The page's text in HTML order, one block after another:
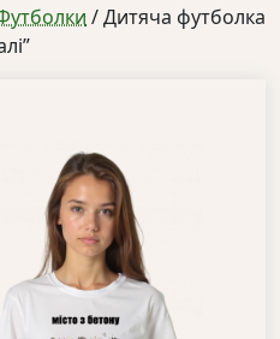
/ Дитяча футболка